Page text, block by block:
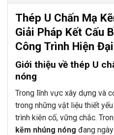
Thép U Chấn Mạ
Giải Pháp Kết Cấu
Công Trình Hiện Đại
Giới thiệu về thép U
nóng
Trong lĩnh vực xây dựng và
trong những vật liệu thiết
trình kiên cố, vững chắc.
kẽm nhúng nóng đang